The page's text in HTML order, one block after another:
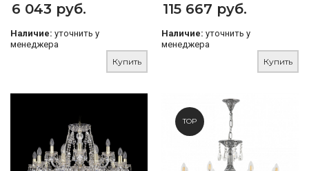
6 043 руб.
Наличие: уточнить у
менеджера
Купить
115 667 руб.
Наличие: уточнить у
менеджера
Купить
TOP